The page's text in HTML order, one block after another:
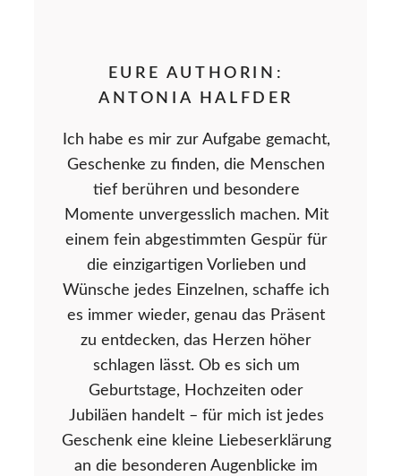
EURE AUTHORIN:
ANTONIA HALFDER
Ich habe es mir zur Aufgabe gemacht,
Geschenke zu finden, die Menschen
tief berühren und besondere
Momente unvergesslich machen. Mit
einem fein abgestimmten Gespür für
die einzigartigen Vorlieben und
Wünsche jedes Einzelnen, schaffe ich
es immer wieder, genau das Präsent
zu entdecken, das Herzen höher
schlagen lässt. Ob es sich um
Geburtstage, Hochzeiten oder
Jubiläen handelt – für mich ist jedes
Geschenk eine kleine Liebeserklärung
an die besonderen Augenblicke im